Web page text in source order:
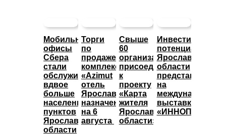
Мобильные
офисы
Сбера
стали
обслуживать
вдвое
больше
населенных
пунктов
Ярославской
области
Торги
по
продаже
комплекса
«Azimut
отель
Ярославль»
назначены
на 6
августа
Свыше
60
организаций
присоединились
к
проекту
«Карта
жителя
Ярославской
области»
потенциал
Ярославской
области
представят
на
международной
выставке
«ИННОПРОМ»